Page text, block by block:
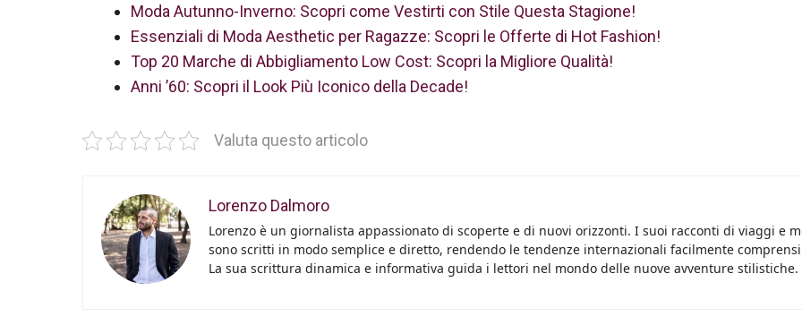
Moda Autunno-Inverno: Scopri come Vestirti con Stile Questa Stagione!
Essenziali di Moda Aesthetic per Ragazze: Scopri le Offerte di Hot Fashion!
Top 20 Marche di Abbigliamento Low Cost: Scopri la Migliore Qualità!
Anni ’60: Scopri il Look Più Iconico della Decade!
Valuta questo articolo
Lorenzo Dalmoro
Lorenzo è un giornalista appassionato di scoperte e di nuovi orizzonti. I suoi racconti di viaggi e
sono scritti in modo semplice e diretto, rendendo le tendenze internazionali facilmente
La sua scrittura dinamica e informativa guida i lettori nel mondo delle nuove avventure stilistiche.